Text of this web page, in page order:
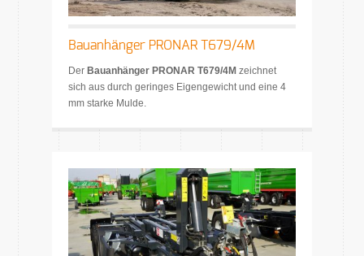
Bauanhänger PRONAR T679/4M
Der Bauanhänger PRONAR T679/4M zeichnet
sich aus durch geringes Eigengewicht und eine 4
mm starke Mulde.